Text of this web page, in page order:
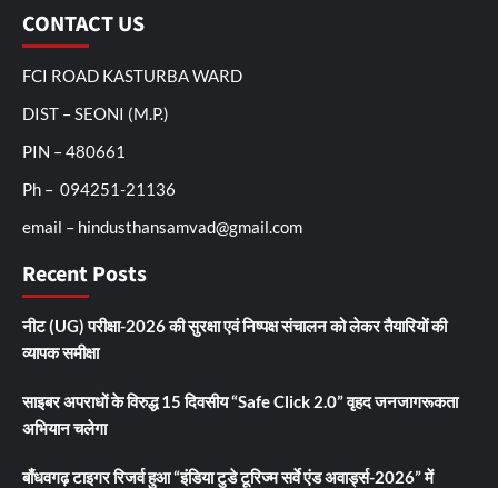
CONTACT US
FCI ROAD KASTURBA WARD
DIST – SEONI (M.P.)
PIN – 480661
Ph – 094251-21136
email – hindusthansamvad@gmail.com
Recent Posts
नीट (UG) परीक्षा-2026 की सुरक्षा एवं निष्पक्ष संचालन को लेकर तैयारियों की
व्यापक समीक्षा
साइबर अपराधों के विरुद्ध 15 दिवसीय “Safe Click 2.0” वृहद जनजागरूकता
अभियान चलेगा
बाँधवगढ़ टाइगर रिजर्व हुआ “इंडिया टुडे टूरिज्म सर्वे एंड अवार्ड्स-2026” में